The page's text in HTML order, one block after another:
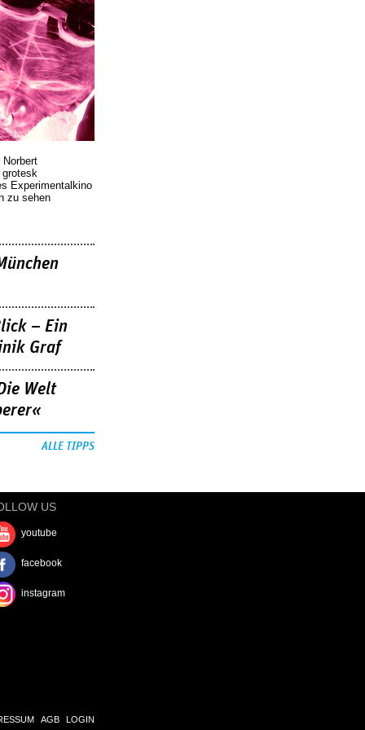
Experimentalkino
zu sehen
– Ein
Graf
Welt
ALLE TIPPS
US
youtube
facebook
instagram
AGB LOGIN